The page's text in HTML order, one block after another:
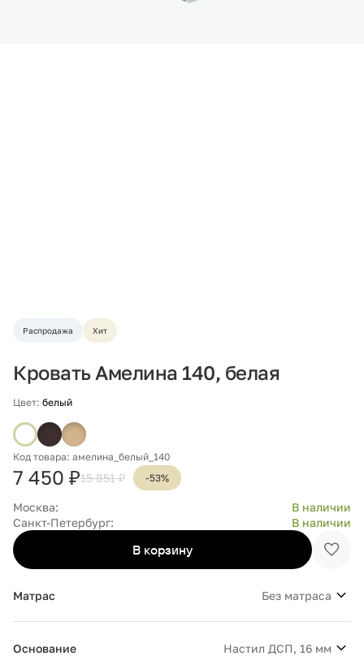
Распродажа Хит
Кровать Амелина 140, белая
Цвет: белый
Код товара: амелина_белый_140
7 450 ₽15 851 ₽ -53%
Москва:
В наличии
Санкт-Петербург:
В наличии
В корзину
Матрас Без матраса
Основание Настил ДСП, 16 мм